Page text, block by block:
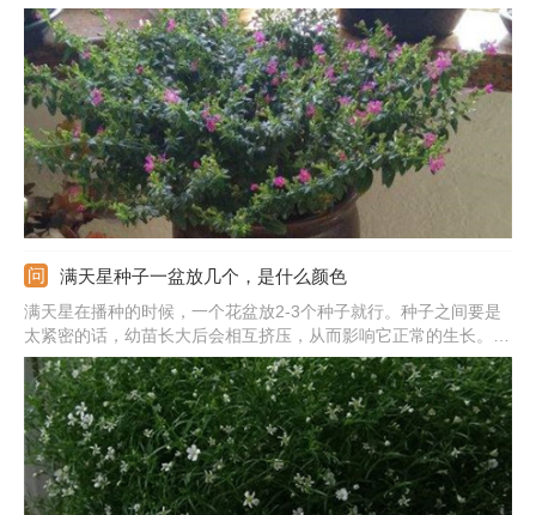
开花更好更久，需合理浇水，但不能浇水太多，土壤不干就行。花
期不能缺光，要放在光线好的位置养。在植株幼苗期可用小盆，直
径在10cm即可，成株的话则要用大口径的花盆。
满天星种子一盆放几个，是什么颜色
满天星在播种的时候，一个花盆放2-3个种子就行。种子之间要是
太紧密的话，幼苗长大后会相互挤压，从而影响它正常的生长。若
种植的是大花品种，每盆1个种子就行。满天星鲜花的颜色较少，
一般只有白色、粉红色和玫瑰红色。干花颜色则较多，有粉色、黄
色、绿色、蓝色等。